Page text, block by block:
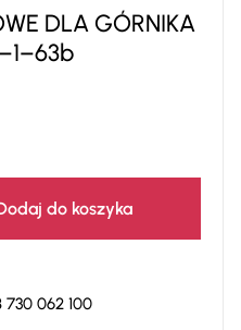
DLA GÓRNIKA
do koszyka
730 062 100